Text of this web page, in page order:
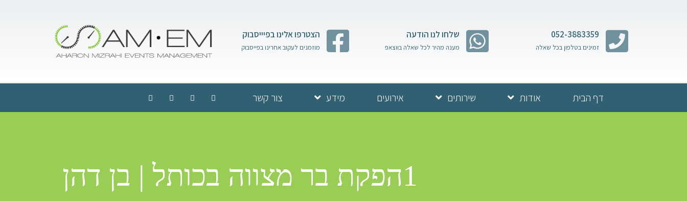
052-3883359
זמינים בטלפון בכל שאלה
שלחו לנו הודעה
מענה מהיר לכל שאלה בווצאפ
הצטרפו אלינו בפיייסבוק
מוזמנים לעקוב אחרינו בפייסבוק
דף הבית אודות שירותים אירועים מידע צור קשר
1הפקת בר מצווה בכותל | בן דהן